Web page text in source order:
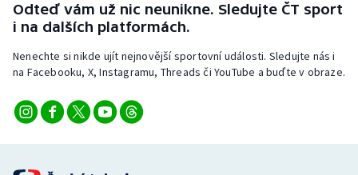
Veslování
Vodní slalom
Odteď vám už nic neunikne. Sledujte ČT sport
i na dalších platformách.
Nenechte si nikde ujít nejnovější sportovní události. Sledujte nás i
na Facebooku, X, Instagramu, Threads či YouTube a buďte v obraze.